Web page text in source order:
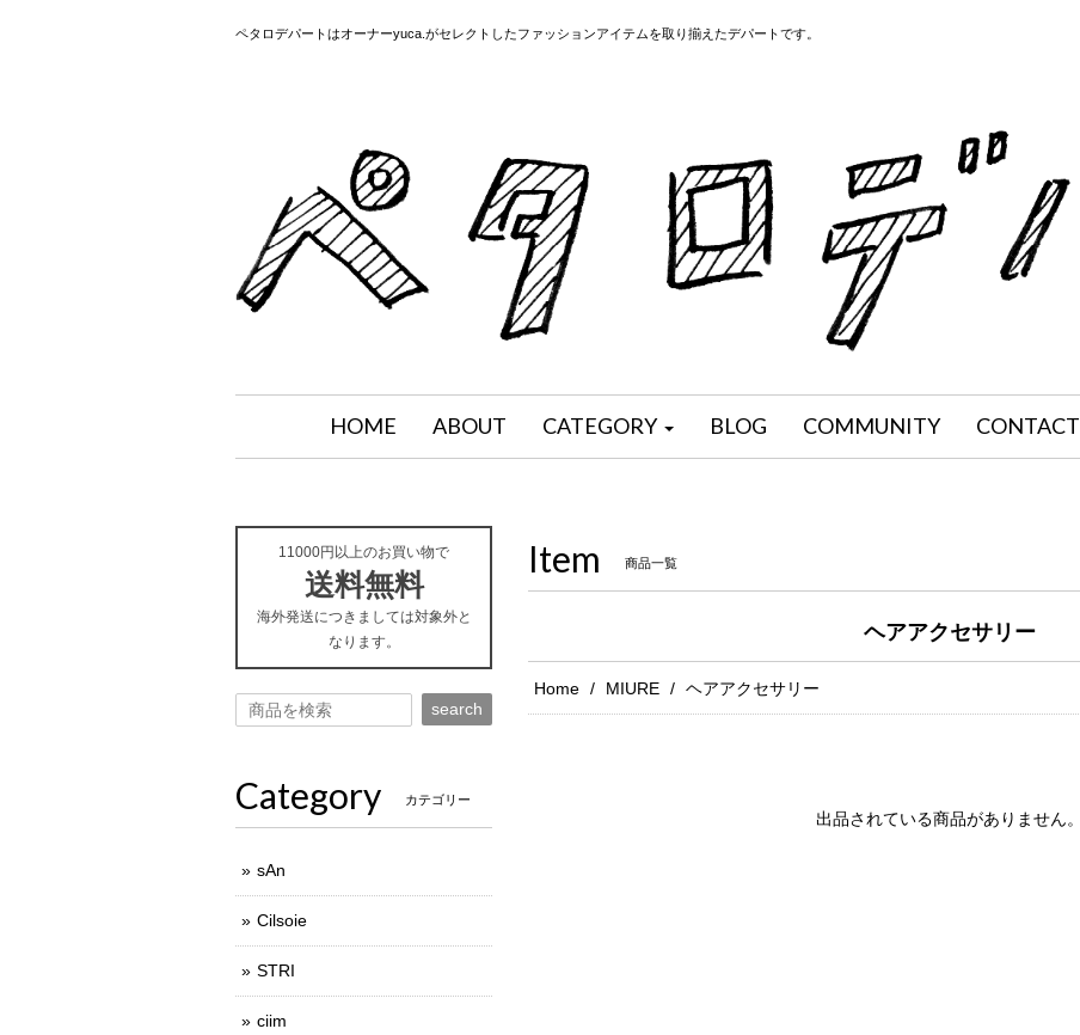
ペタロデパートはオーナーyuca.がセレクトしたファッションアイテムを取り揃えたデパートです。
HOME ABOUT CATEGORY BLOG COMMUNITY CONTACT
Item 商品一覧
ヘアアクセサリー
Home MIURE ヘアアクセサリー
出品されている商品がありません。
11000円以上のお買い物で
送料無料
海外発送につきましては対象外と
なります。
search
Category カテゴリー
sAn
Cilsoie
STRI
ciim